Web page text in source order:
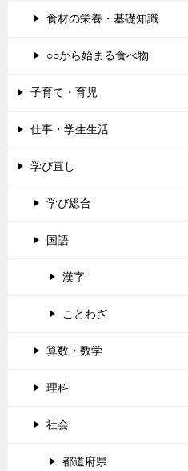
食材の栄養・基礎知識
○○から始まる食べ物
子育て・育児
仕事・学生生活
学び直し
学び総合
国語
漢字
ことわざ
算数・数学
理科
社会
都道府県